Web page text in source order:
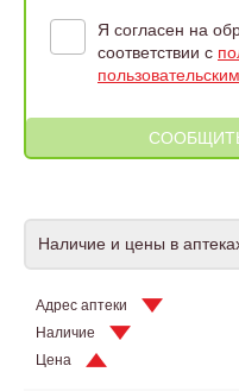
Я согласен на
соответствии с
Наличие и цены в
Адрес аптеки
Наличие
Цена